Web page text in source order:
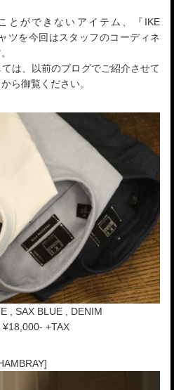
とができないアイテム、『IKE
ツを今回はスタッフのコーディネ
は、以前のブログでご紹介させて
から御覧ください。
, SAX BLUE , DENIM
¥18,000- +TAX